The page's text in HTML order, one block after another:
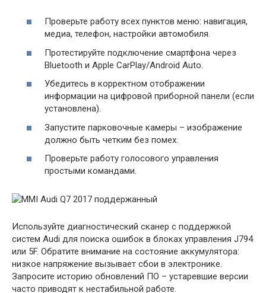
Проверьте работу всех пунктов меню: навигация,
медиа, телефон, настройки автомобиля.
Протестируйте подключение смартфона через
Bluetooth и Apple CarPlay/Android Auto.
Убедитесь в корректном отображении
информации на цифровой приборной панели (если
установлена).
Запустите парковочные камеры – изображение
должно быть четким без помех.
Проверьте работу голосового управления
простыми командами.
Используйте диагностический сканер с поддержкой
систем Audi для поиска ошибок в блоках управления J794
или 5F. Обратите внимание на состояние аккумулятора:
низкое напряжение вызывает сбои в электронике.
Запросите историю обновлений ПО – устаревшие версии
часто приводят к нестабильной работе.